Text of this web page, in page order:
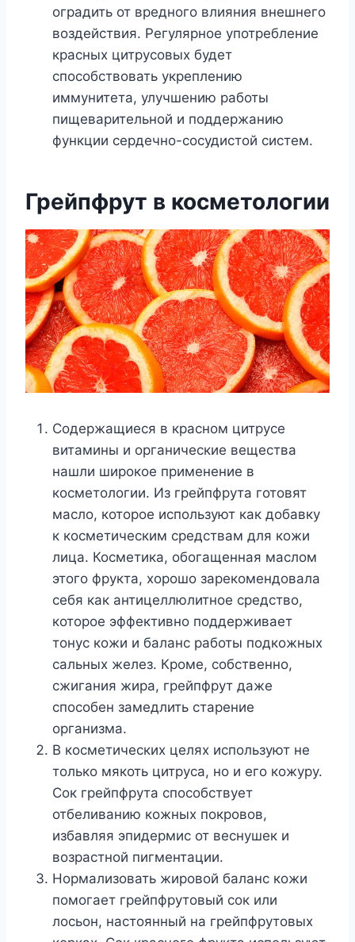
оградить от вредного влияния внешнего
воздействия. Регулярное употребление
красных цитрусовых будет
способствовать укреплению
иммунитета, улучшению работы
пищеварительной и поддержанию
функции сердечно-сосудистой систем.
Грейпфрут в косметологии
Содержащиеся в красном цитрусе
витамины и органические вещества
нашли широкое применение в
косметологии. Из грейпфрута готовят
масло, которое используют как добавку
к косметическим средствам для кожи
лица. Косметика, обогащенная маслом
этого фрукта, хорошо зарекомендовала
себя как антицеллюлитное средство,
которое эффективно поддерживает
тонус кожи и баланс работы подкожных
сальных желез. Кроме, собственно,
сжигания жира, грейпфрут даже
способен замедлить старение
организма.
В косметических целях используют не
только мякоть цитруса, но и его кожуру.
Сок грейпфрута способствует
отбеливанию кожных покровов,
избавляя эпидермис от веснушек и
возрастной пигментации.
Нормализовать жировой баланс кожи
помогает грейпфрутовый сок или
лосьон, настоянный на грейпфрутовых